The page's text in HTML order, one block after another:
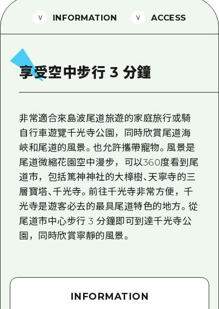
2晚3天
常見問題
廣島縣觀光宣傳冊
INFORMATION ACCESS
享受空中步行 3 分鐘
非常適合來島波尾道旅遊的家庭旅行或騎
自行車遊覽千光寺公園，同時欣賞尾道海
峽和尾道的風景。也允許攜帶寵物。風景是
尾道微縮花園空中漫步，可以360度看到尾
道市，包括篤神神社的大樟樹、天寧寺的三
層寶塔、千光寺。前往千光寺非常方便，千
光寺是遊客必去的最具尾道特色的地方。從
尾道市中心步行 3 分鐘即可到達千光寺公
園，同時欣賞寧靜的風景。
INFORMATION